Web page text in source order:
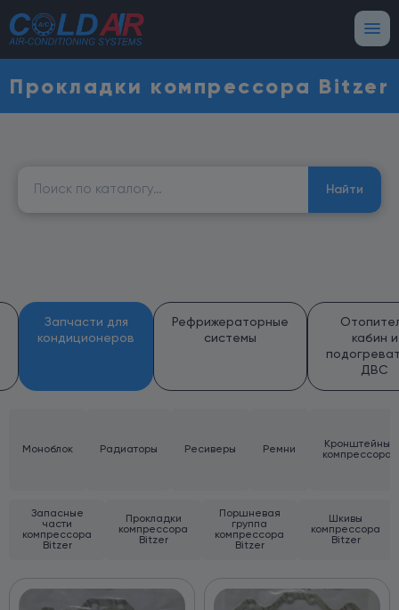
Прокладки компрессора Bitzer
Найти
Запчасти для
кондиционеров
Рефрижераторные
системы
кабин и
ДВС
Моноблок Радиаторы Ресиверы Ремни
Кронштейны
компрессора
Запасные
части
компрессора
Bitzer
Прокладки
компрессора
Bitzer
Поршневая
группа
компрессора
Bitzer
Шкивы
компрессора
Bitzer